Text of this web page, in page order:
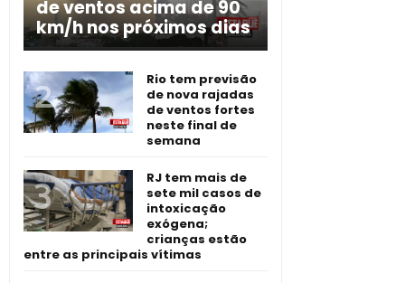
de ventos acima de 90
km/h nos próximos dias
Rio tem previsão
de nova rajadas
de ventos fortes
neste final de
semana
RJ tem mais de
sete mil casos de
intoxicação
exógena;
crianças estão
entre as principais vítimas